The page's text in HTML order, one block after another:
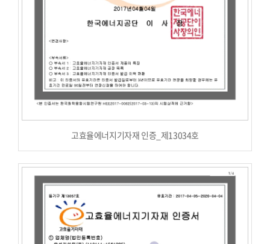
고효율에너지기자재 인증_제13034호